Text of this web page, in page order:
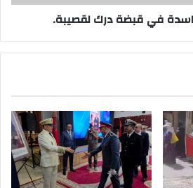
في قبضة درك لقصيبة.